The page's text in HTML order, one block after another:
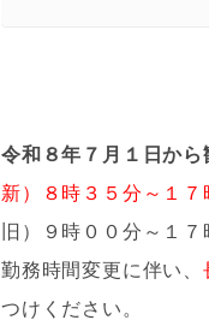
令和８年７月１日から
新）８時３５分～１７
旧）９時００分～１７
勤務時間変更に伴い、
つけください。